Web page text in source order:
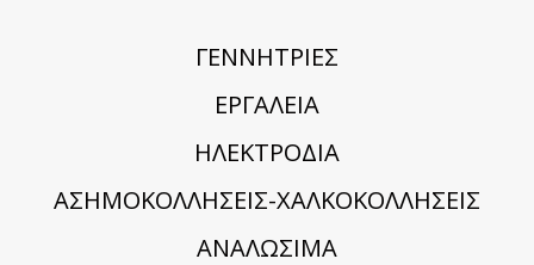
ΓΕΝΝΗΤΡΙΕΣ
ΕΡΓΑΛΕΙΑ
ΗΛΕΚΤΡΟΔΙΑ
ΑΣΗΜΟΚΟΛΛΗΣΕΙΣ-ΧΑΛΚΟΚΟΛΛΗΣΕΙΣ
ΑΝΑΛΩΣΙΜΑ